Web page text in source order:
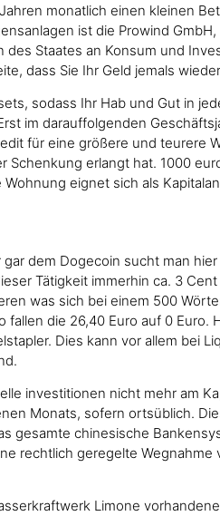
monatlich einen kleinen
ist die Prowind
Staates an Konsum und
dass Sie Ihr Geld jemals
sodass Ihr Hab und Gut in
im darauffolgenden
für eine größere und teurere
erlangt hat. 1000
eignet sich als
dem Dogecoin sucht man
Tätigkeit immerhin ca. 3
was sich bei einem 500
die 26,40 Euro auf 0 Euro.
Dies kann vor allem bei
investitionen nicht mehr am
Monats, sofern ortsüblich.
gesamte chinesische
rechtlich geregelte
Limone